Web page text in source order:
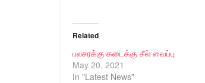
Related
பலசரக்கு கடைக்கு சீல் வைப்பு
May 20, 2021
In "Latest News"